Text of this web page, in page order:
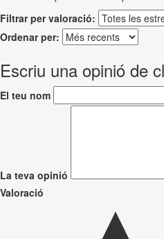
Filtrar per valoració:
Ordenar per:
Escriu una opinió de
El teu nom
La teva opinió
Valoració